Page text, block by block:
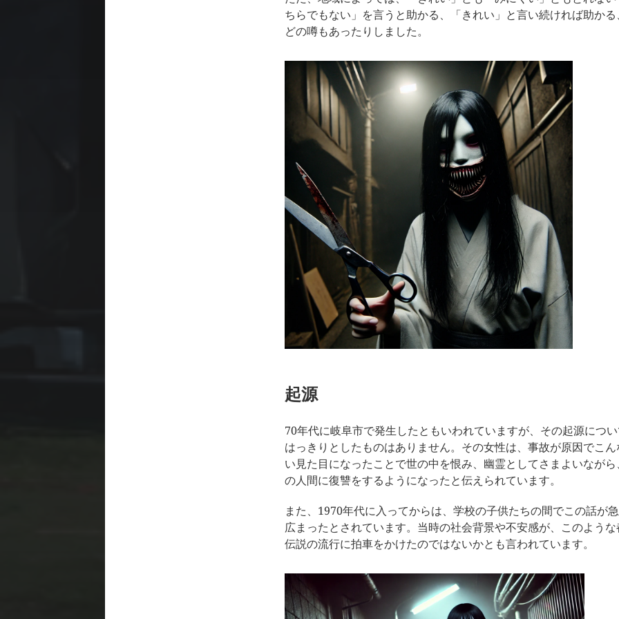
ちらでもない」を言うと助かる、「きれい」と言い続ければ助かる
どの噂もあったりしました。
起源
70年代に岐阜市で発生したともいわれていますが、その起源につ
はっきりとしたものはありません。その女性は、事故が原因でこん
い見た目になったことで世の中を恨み、幽霊としてさまよいながら
の人間に復讐をするようになったと伝えられています。
また、1970年代に入ってからは、学校の子供たちの間でこの話が
広まったとされています。当時の社会背景や不安感が、このような
伝説の流行に拍車をかけたのではないかとも言われています。